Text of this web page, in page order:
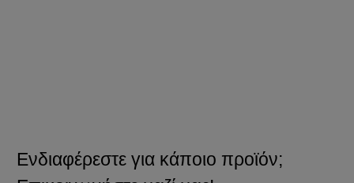
Ενδιαφέρεστε για κάποιο προϊόν;